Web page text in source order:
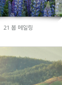
21 봄 메일링